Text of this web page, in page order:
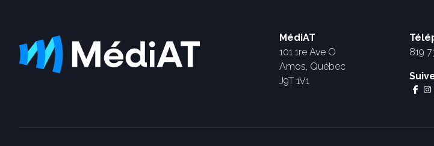
MédiAT
101 1re Ave O
Amos, Québec
J9T 1V1
819